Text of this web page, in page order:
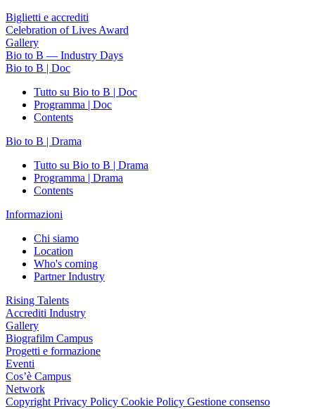
Biglietti e accrediti
Celebration of Lives Award
Gallery
Bio to B — Industry Days
Bio to B | Doc
Tutto su Bio to B | Doc
Programma | Doc
Contents
Bio to B | Drama
Tutto su Bio to B | Drama
Programma | Drama
Contents
Informazioni
Chi siamo
Location
Who's coming
Partner Industry
Rising Talents
Accrediti Industry
Gallery
Biografilm Campus
Progetti e formazione
Eventi
Cos’è Campus
Network
Copyright Privacy Policy Cookie Policy Gestione consenso